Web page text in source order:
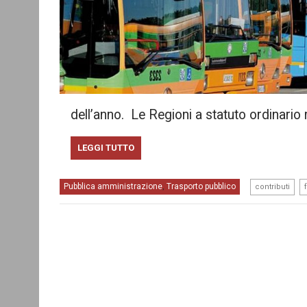
dell’anno. Le Regioni a statuto
LEGGI TUTTO
Pubblica amministrazione, Trasporto pubblico contributi